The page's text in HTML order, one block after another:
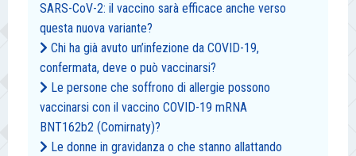
SARS-CoV-2: il vaccino sarà efficace anche verso
questa nuova variante?
Chi ha già avuto un’infezione da COVID-19,
confermata, deve o può vaccinarsi?
Le persone che soffrono di allergie possono
vaccinarsi con il vaccino COVID-19 mRNA
BNT162b2 (Comirnaty)?
Le donne in gravidanza o che stanno allattando